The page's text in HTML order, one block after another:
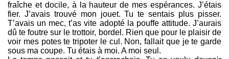
fraîche et docile, à la hauteur de mes espérances. J’étais
fier. J’avais trouvé mon jouet. Tu te sentais plus pisser.
T’avais un mec, t’as vite adopté la pouffe attitude. J’aurais
dû te foutre sur le trottoir, bordel. Rien que pour le plaisir de
voir mes potes te tripoter le cul. Non, fallait que je te garde
sous ma coupe. Tu étais à moi. A moi seul.